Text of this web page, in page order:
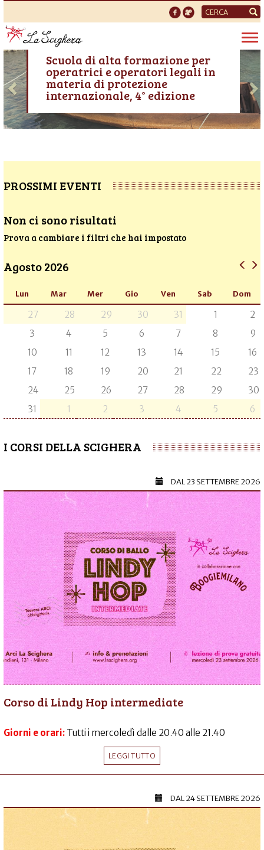
Form
di
ricerca
Scuola di alta formazione per
operatrici e operatori legali in
materia di protezione
internazionale, 4° edizione
Previous
PROSSIMI EVENTI
Non ci sono risultati
Prova a cambiare i filtri che hai impostato
Agosto 2026
Lun Mar Mer Gio Ven Sab Dom
27 28 29 30 31 1
2
3
4 5 6 7 8
9
10
11 12 13 14 15
16
17
18 19 20 21 22
23
24
25 26 27 28 29
30
31
1 2 3 4 5 6
I CORSI DELLA SCIGHERA
DAL23 SETTEMBRE 2026
Corso di Lindy Hop intermediate
Giorni e orari: Tutti i mercoledì dalle 20.40 alle 21.40
LEGGI TUTTO
DAL24 SETTEMBRE 2026